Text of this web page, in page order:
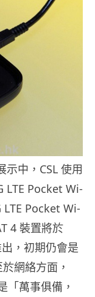
中，CSL 使用
LTE Pocket Wi-
LTE Pocket Wi-
4 裝置將於
，初期仍會是
網絡方面，
「萬事俱備，